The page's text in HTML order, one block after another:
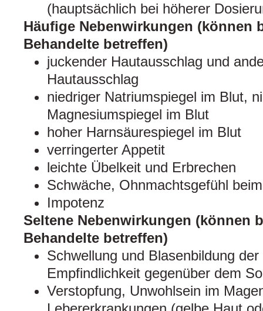
(hauptsächlich bei höherer
Häufige Nebenwirkungen (können
Behandelte betreffen)
juckender Hautausschlag und
Hautausschlag
niedriger Natriumspiegel im Blut,
Magnesiumspiegel im Blut
hoher Harnsäurespiegel im Blut
verringerter Appetit
leichte Übelkeit und Erbrechen
Schwäche, Ohnmachtsgefühl
Impotenz
Seltene Nebenwirkungen (können
Behandelte betreffen)
Schwellung und Blasenbildung
Empfindlichkeit gegenüber dem
Verstopfung, Unwohlsein im